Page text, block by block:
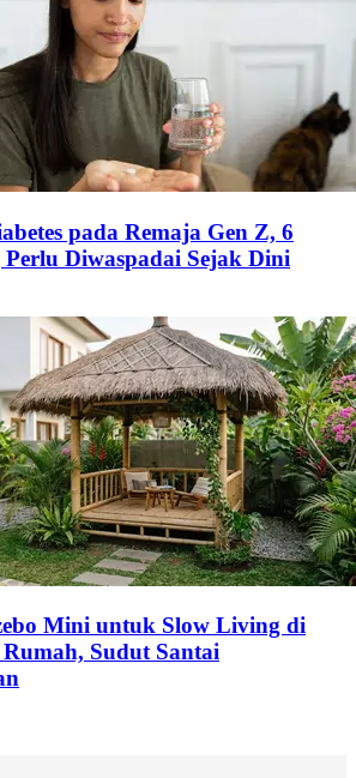
pada Remaja Gen Z, 6
Diwaspadai Sejak Dini
Mini untuk Slow Living di
Sudut Santai